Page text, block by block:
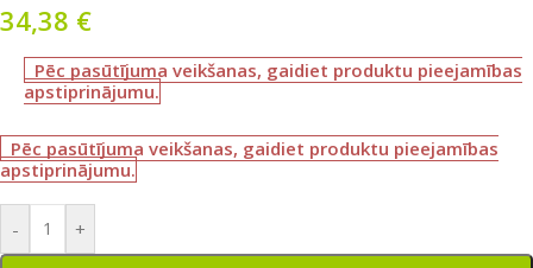
34,38 €
Pēc pasūtījuma veikšanas, gaidiet produktu pieejamības
apstiprinājumu.
Pēc pasūtījuma veikšanas, gaidiet produktu pieejamības
apstiprinājumu.
- +